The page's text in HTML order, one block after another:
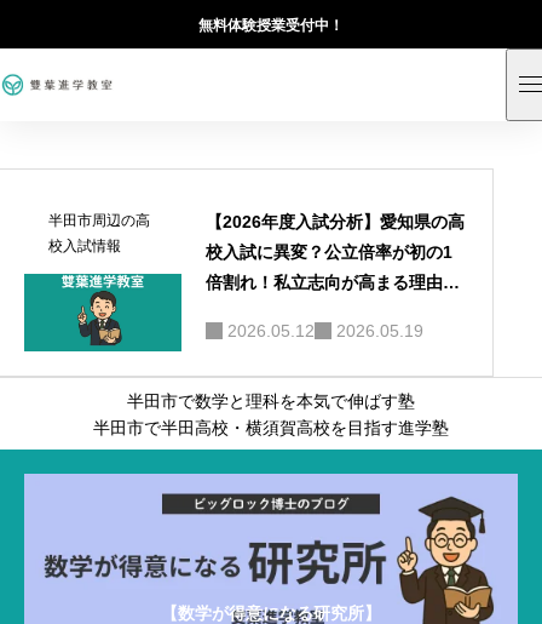
無料体験授業受付中！
半田市周辺の高
校入試情報
【2026年度入試分析】愛知県の高
校入試に異変？公立倍率が初の1
倍割れ！私立志向が高まる理由と
2026.05.12
2026.05.19
半田市で数学と理科を本気で伸ばす塾
半田市で半田高校・横須賀高校を目指す進学塾
【数学が得意になる研究所】